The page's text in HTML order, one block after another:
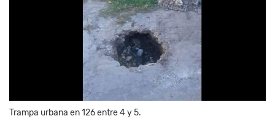
Trampa urbana en 126 entre 4 y 5.